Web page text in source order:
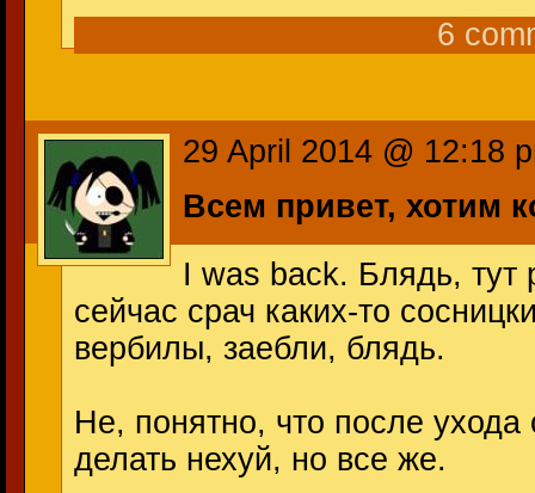
6
29 April 2014 @ 12:18
Всем привет, хотим
I was back. Блядь,
сейчас срач каких-то
вербилы, заебли, блядь.
Не, понятно, что после ухода
делать нехуй, но все же.